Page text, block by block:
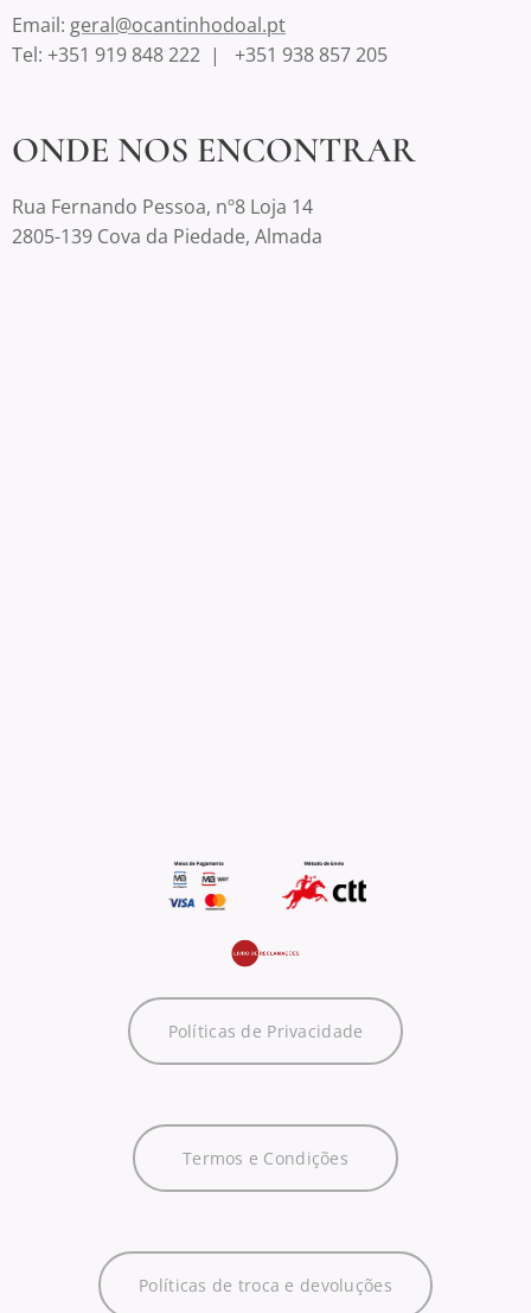
Email: geral@ocantinhodoal.pt
Tel: +351 919 848 222 | +351 938 857 205
ONDE NOS ENCONTRAR
Rua Fernando Pessoa, nº8 Loja 14
2805-139 Cova da Piedade, Almada
Políticas de Privacidade
Termos e Condições
Políticas de troca e devoluções